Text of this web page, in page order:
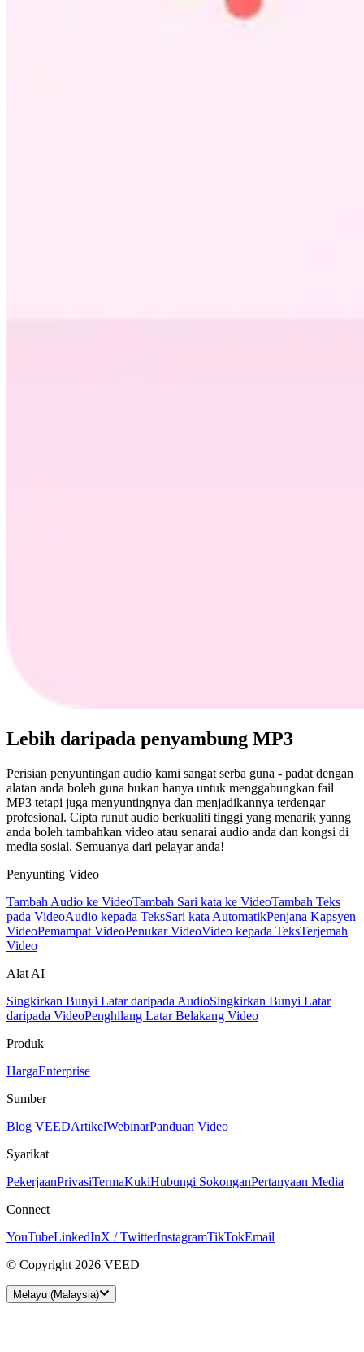
Lebih daripada penyambung MP3
Perisian penyuntingan audio kami sangat serba guna - padat dengan
alatan anda boleh guna bukan hanya untuk menggabungkan fail
MP3 tetapi juga menyuntingnya dan menjadikannya terdengar
profesional. Cipta runut audio berkualiti tinggi yang menarik yanng
anda boleh tambahkan video atau senarai audio anda dan kongsi di
media sosial. Semuanya dari pelayar anda!
Penyunting Video
Tambah Audio ke VideoTambah Sari kata ke VideoTambah Teks
pada VideoAudio kepada TeksSari kata AutomatikPenjana Kapsyen
VideoPemampat VideoPenukar VideoVideo kepada TeksTerjemah
Video
Alat AI
Singkirkan Bunyi Latar daripada AudioSingkirkan Bunyi Latar
daripada VideoPenghilang Latar Belakang Video
Produk
HargaEnterprise
Sumber
Blog VEEDArtikelWebinarPanduan Video
Syarikat
PekerjaanPrivasiTermaKukiHubungi SokonganPertanyaan Media
Connect
YouTubeLinkedInX / TwitterInstagramTikTokEmail
© Copyright 2026 VEED
Melayu (Malaysia)